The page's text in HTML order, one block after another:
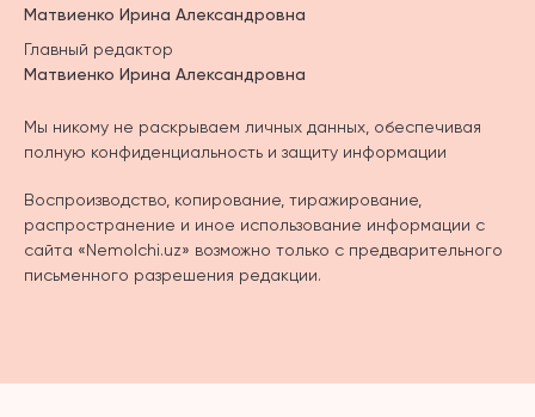
Матвиенко Ирина Александровна
Главный редактор
Матвиенко Ирина Александровна
Мы никому не раскрываем личных данных, обеспечивая
полную конфиденциальность и защиту информации
Воспроизводство, копирование, тиражирование,
распространение и иное использование информации с
сайта «Nemolchi.uz» возможно только с предварительного
письменного разрешения редакции.